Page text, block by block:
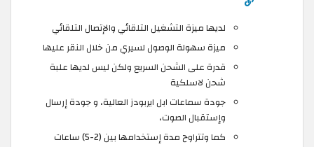
لديها ميزة التشغيل التلقائي والإتصال التلقائي
ميزة سهولة الوصول لسيري من خلال النقر عليها
قدرة على الشحن السريع ولكن ليس لديها علبة
شحن لاسلكية
جودة سماعات ابل ايربودز العالية، و جودة إرسال
وإستقبال الصوت،
كما وتتراوح مدة إستخدامها بين (2-5) ساعات